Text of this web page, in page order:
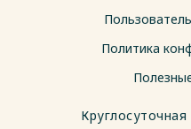
Политика